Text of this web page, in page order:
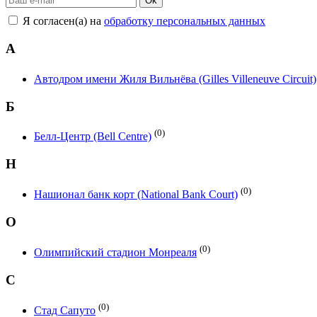
Я согласен(а) на обработку персональных данных
А
Автодром имени Жиля Вильнёва (Gilles Villeneuve Circuit)
Б
Белл-Центр (Bell Centre) (0)
Н
Нашионал банк корт (National Bank Court) (0)
О
Олимпийский стадион Монреаля (0)
С
Стад Сапуто (0)